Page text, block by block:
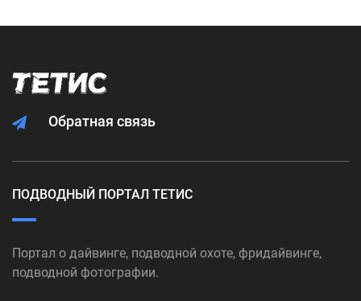
Обратная связь
ПОДВОДНЫЙ ПОРТАЛ ТЕТИС
Портал о дайвинге, подводной охоте, фридайвинге,
подводной фотографии.